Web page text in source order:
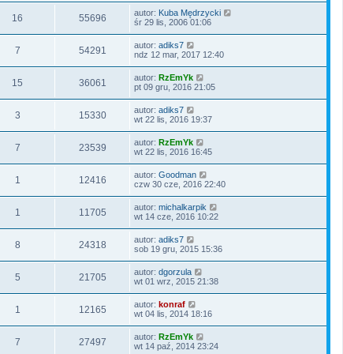
16 55696 autor: Kuba Mędrzycki
śr 29 lis, 2006 01:06
7 54291 autor: adiks7
ndz 12 mar, 2017 12:40
15 36061 autor: RzEmYk
pt 09 gru, 2016 21:05
3 15330 autor: adiks7
wt 22 lis, 2016 19:37
7 23539 autor: RzEmYk
wt 22 lis, 2016 16:45
1 12416 autor: Goodman
czw 30 cze, 2016 22:40
1 11705 autor: michalkarpik
wt 14 cze, 2016 10:22
8 24318 autor: adiks7
sob 19 gru, 2015 15:36
5 21705 autor: dgorzula
wt 01 wrz, 2015 21:38
1 12165 autor: konraf
wt 04 lis, 2014 18:16
7 27497 autor: RzEmYk
wt 14 paź, 2014 23:24